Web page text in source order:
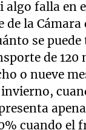
algo falla en
la Cámara
se
de 120
o nueve
cuando el